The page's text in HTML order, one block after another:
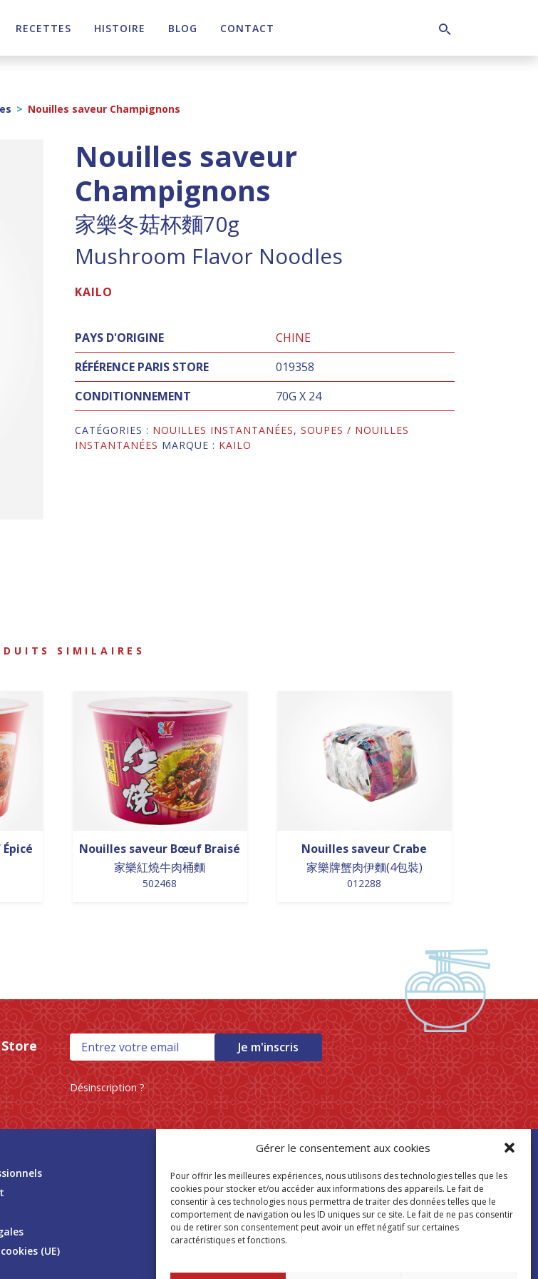
Gérer le consentement aux cookies
Pour offrir les meilleures expériences, nous utilisons des technologies telles que les
cookies pour stocker et/ou accéder aux informations des appareils. Le fait de
consentir à ces technologies nous permettra de traiter des données telles que le
comportement de navigation ou les ID uniques sur ce site. Le fait de ne pas consentir
ou de retirer son consentement peut avoir un effet négatif sur certaines
caractéristiques et fonctions.
RECETTES HISTOIRE BLOG CONTACT
> Nouilles saveur Champignons
Nouilles saveur
Champignons
家樂冬菇杯麵70g
Mushroom Flavor Noodles
KAILO
PAYS D'ORIGINE
CHINE
RÉFÉRENCE PARIS STORE
019358
CONDITIONNEMENT
70G X 24
CATÉGORIES : NOUILLES INSTANTANÉES,SOUPES / NOUILLES
INSTANTANÉES MARQUE : KAILO
SIMILAIRES
Nouilles saveur Bœuf Braisé
家樂紅燒牛肉桶麵
502468
Nouilles saveur Crabe
家樂牌蟹肉伊麵(4包裝)
012288
Je m'inscris
Désinscription ?
(UE)
Trouver mon
magasin Paris Store
Où nous trouver